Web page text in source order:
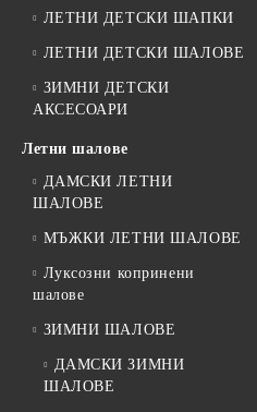
ЛЕТНИ ДЕТСКИ ШАПКИ
ЛЕТНИ ДЕТСКИ ШАЛОВЕ
ЗИМНИ ДЕТСКИ
АКСЕСОАРИ
Летни шалове
ДАМСКИ ЛЕТНИ
ШАЛОВЕ
МЪЖКИ ЛЕТНИ ШАЛОВЕ
Луксозни копринени
шалове
ЗИМНИ ШАЛОВЕ
ДАМСКИ ЗИМНИ
ШАЛОВЕ